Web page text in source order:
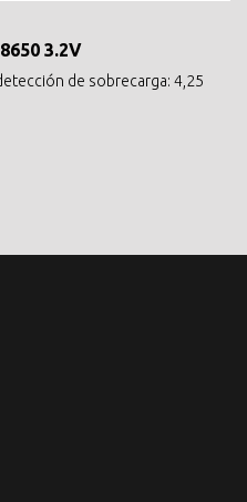
3.2V
de sobrecarga: 4,25